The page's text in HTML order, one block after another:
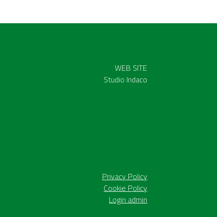
WEB SITE
Studio Indaco
Privacy Policy
Cookie Policy
Login admin